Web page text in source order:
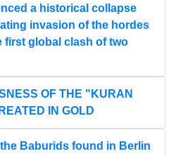
a historical collapse
invasion of the hordes
first global clash of two
OF THE "KURAN
IN GOLD
Baburids found in Berlin